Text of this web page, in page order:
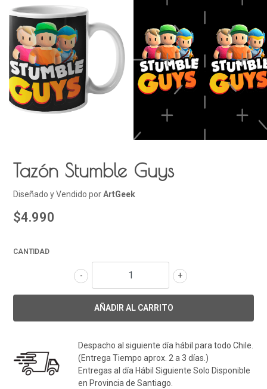
Tazón Stumble Guys
Diseñado y Vendido porArtGeek
$4.990
CANTIDAD
+
-
Despacho al siguiente día hábil para todo Chile.
(Entrega Tiempo aprox. 2 a 3 días.)
Entregas al día Hábil Siguiente Solo Disponible
en Provincia de Santiago.